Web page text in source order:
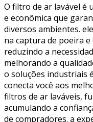
O filtro de ar lavável é
e econômica que
diversos ambientes.
na captura de poeira
reduzindo a
melhorando a
o soluções industriais
conecta você aos
filtros de ar laváveis,
acumulando a
de compradores. a